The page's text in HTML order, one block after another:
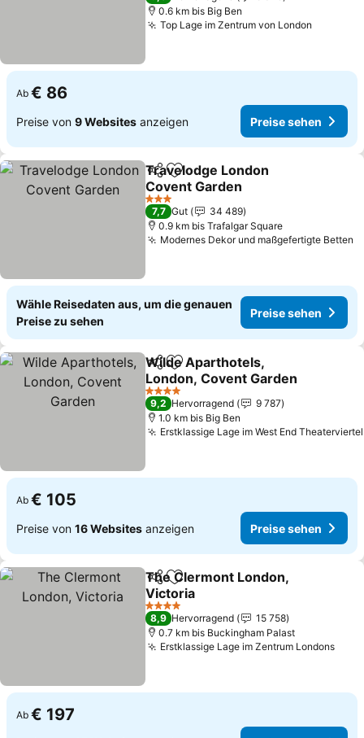
0.6 km bis Big Ben
Top Lage im Zentrum von London
Ab € 86
Preise von 9 Websites anzeigen Preise sehen
TeilenZu Favoriten hinzufügen
Travelodge London
Covent Garden
3 Sterne
7,7 Gut
34 489
0.9 km bis Trafalgar Square
Modernes Dekor und maßgefertigte Betten
Wähle Reisedaten aus, um die genauen
Preise zu sehen
Preise sehen
TeilenZu Favoriten hinzufügen
Wilde Aparthotels,
London, Covent Garden
4 Sterne
9,2 Hervorragend
9 787
1.0 km bis Big Ben
Erstklassige Lage im West End Theaterviertel
Ab € 105
Preise von 16 Websites anzeigen Preise sehen
TeilenZu Favoriten hinzufügen
The Clermont London,
Victoria
4 Sterne
8,9 Hervorragend
15 758
0.7 km bis Buckingham Palast
Erstklassige Lage im Zentrum Londons
Ab € 197